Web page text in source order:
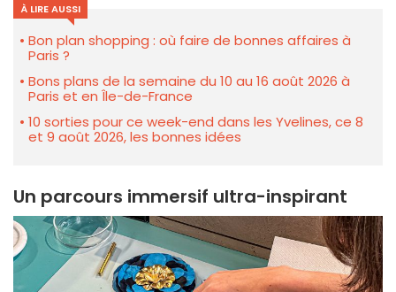
À LIRE AUSSI
Bon plan shopping : où faire de bonnes affaires à
Paris ?
Bons plans de la semaine du 10 au 16 août 2026 à
Paris et en Île-de-France
10 sorties pour ce week-end dans les Yvelines, ce 8
et 9 août 2026, les bonnes idées
Un parcours immersif ultra-inspirant